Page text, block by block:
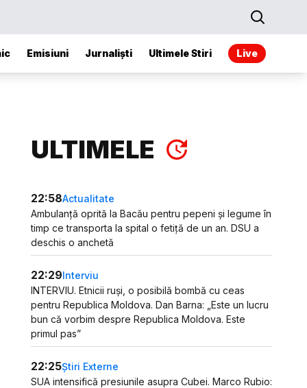
Emisiuni Jurnaliști Ultimele Stiri Live
ULTIMELE
22:58Actualitate
Ambulanță oprită la Bacău pentru pepeni și legume în
timp ce transporta la spital o fetiță de un an. DSU a
deschis o anchetă
22:29Interviu
INTERVIU. Etnicii ruși, o posibilă bombă cu ceas
pentru Republica Moldova. Dan Barna: „Este un lucru
bun că vorbim despre Republica Moldova. Este
primul pas”
22:25Știri Externe
SUA intensifică presiunile asupra Cubei. Marco Rubio: